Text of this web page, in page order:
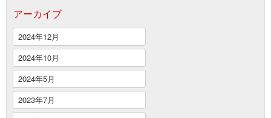
アーカイブ
2024年12月
2024年10月
2024年5月
2023年7月